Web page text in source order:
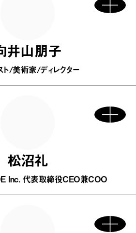
井山朋子
ト/美術家/ディレクター
松沼礼
Inc. 代表取締役CEO兼COO